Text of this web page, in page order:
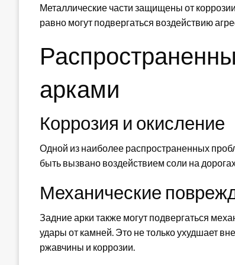
Металлические части защищены от
равно могут подвергаться воздействию
арками
Коррозия и окисление
Одной из наиболее распространенных
быть вызвано воздействием соли на
Механические
Задние арки также могут подвергаться
удары от камней. Это не только ухудшает
ржавчины и коррозии.